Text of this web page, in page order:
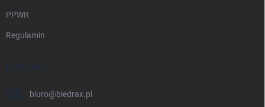
PPWR
Regulamin
KONTAKT
biuro@biedrax.pl